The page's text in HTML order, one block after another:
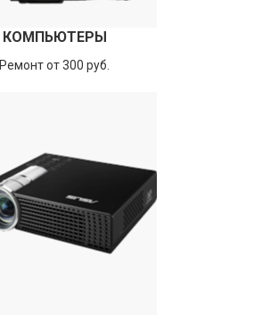
КОМПЬЮТЕРЫ
Ремонт от 300 руб.